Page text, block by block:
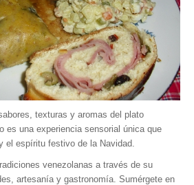
texturas y aromas del plato
es una experiencia sensorial única que
el espíritu festivo de la Navidad.
venezolanas a través de su
artesanía y gastronomía. Sumérgete en